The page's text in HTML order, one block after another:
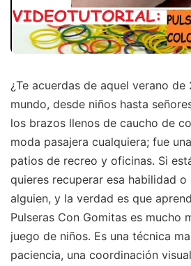
¿Te acuerdas de aquel verano
mundo, desde niños hasta
los brazos llenos de caucho de
moda pasajera cualquiera; fue
patios de recreo y oficinas. Si
quieres recuperar esa habilidad o
alguien, y la verdad es que
Pulseras Con Gomitas es mucho
juego de niños. Es una técnica
paciencia, una coordinación